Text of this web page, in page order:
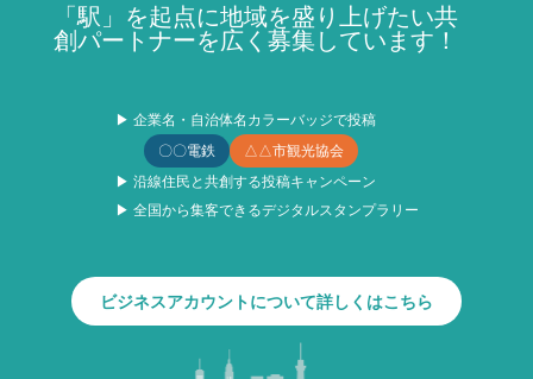
「駅」を起点に地域を盛り上げたい共
創パートナーを広く募集しています！
▶ 企業名・自治体名カラーバッジで投稿
〇〇電鉄
△△市観光協会
▶ 沿線住民と共創する投稿キャンペーン
▶ 全国から集客できるデジタルスタンプラリー
ビジネスアカウントについて詳しくはこちら